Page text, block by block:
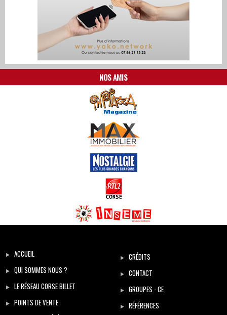
NOS AMIS
ACCUEIL
QUI SOMMES NOUS ?
LE RÉSEAU CORSE BILLET
POINTS DE VENTE
CRÉDITS
CONTACT
GROUPES - CE
RÉFÉRENCES